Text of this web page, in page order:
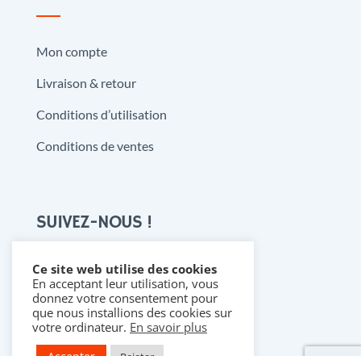
Mon compte
Livraison & retour
Conditions d’utilisation
Conditions de ventes
SUIVEZ-NOUS !

Ce site web utilise des cookies
En acceptant leur utilisation, vous
donnez votre consentement pour
que nous installions des cookies sur
votre ordinateur. En savoir plus